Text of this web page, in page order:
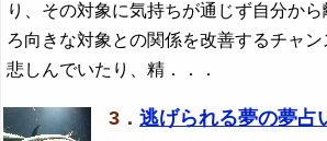
り、その対象に気持ちが通じず自分か
ろ向きな対象との関係を改善するチャン
悲しんでいたり、精．．．
3． 逃げられる夢の夢占